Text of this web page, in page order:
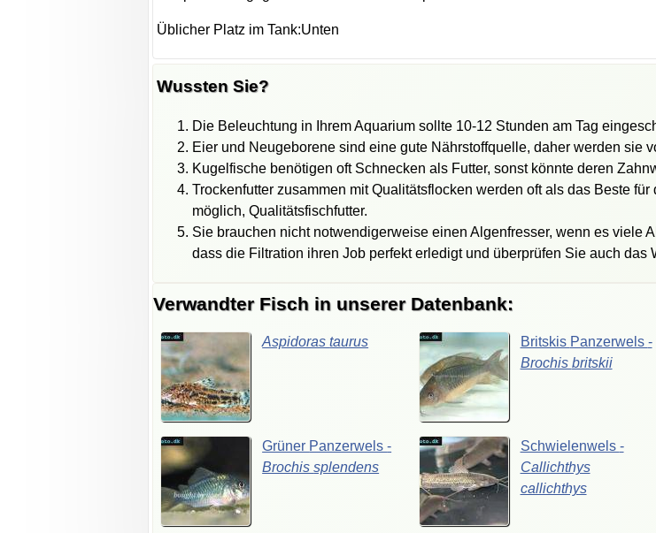
Üblicher Platz im Tank:Unten
Wussten Sie?
Die Beleuchtung in Ihrem Aquarium sollte 10-12 Stunden am Tag
Eier und Neugeborene sind eine gute Nährstoffquelle, daher werden sie
Kugelfische benötigen oft Schnecken als Futter, sonst könnte deren
Trockenfutter zusammen mit Qualitätsflocken werden oft als das Beste
möglich, Qualitätsfischfutter.
Sie brauchen nicht notwendigerweise einen Algenfresser, wenn es viele
dass die Filtration ihren Job perfekt erledigt und überprüfen Sie auch das
Verwandter Fisch in unserer Datenbank:
Aspidorastaurus Britskis Panzerwels -
Brochis britskii
Grüner Panzerwels-
Brochissplendens
Schwielenwels -
Callichthys
callichthys